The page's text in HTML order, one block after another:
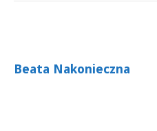
Beata Nakonieczna